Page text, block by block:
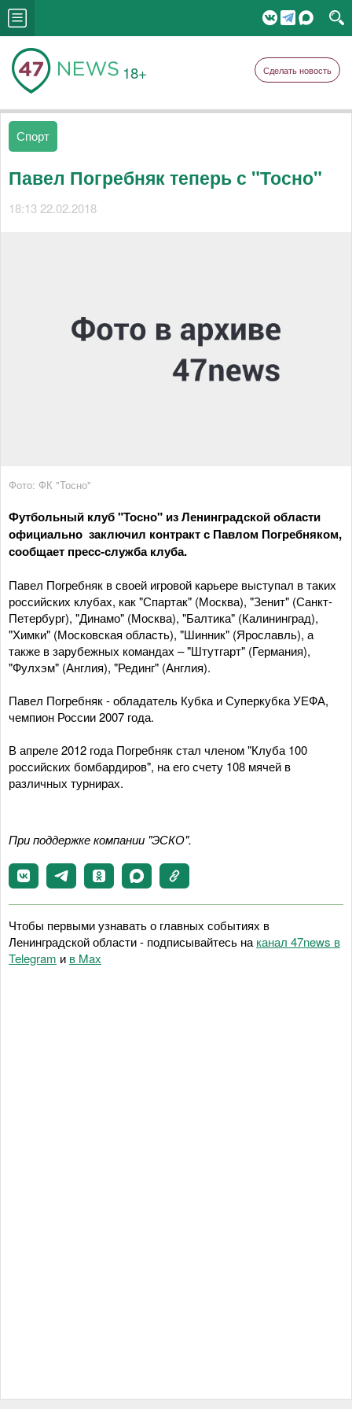
18+ Сделать новость
Спорт
Павел Погребняк теперь с "Тосно"
18:13 22.02.2018
Фото: ФК "Тосно"
Футбольный клуб "Тосно" из Ленинградской области
официально заключил контракт с Павлом Погребняком,
сообщает пресс-служба клуба.
Павел Погребняк в своей игровой карьере выступал в таких
российских клубах, как "Спартак" (Москва), "Зенит" (Санкт-
Петербург), "Динамо" (Москва), "Балтика" (Калининград),
"Химки" (Московская область), "Шинник" (Ярославль), а
также в зарубежных командах – "Штутгарт" (Германия),
"Фулхэм" (Англия), "Рединг" (Англия).
Павел Погребняк - обладатель Кубка и Суперкубка УЕФА,
чемпион России 2007 года.
В апреле 2012 года Погребняк стал членом "Клуба 100
российских бомбардиров", на его счету 108 мячей в
различных турнирах.
При поддержке компании "ЭСКО".
Чтобы первыми узнавать о главных событиях в
Ленинградской области - подписывайтесь на канал 47news в
Telegram и в Maх